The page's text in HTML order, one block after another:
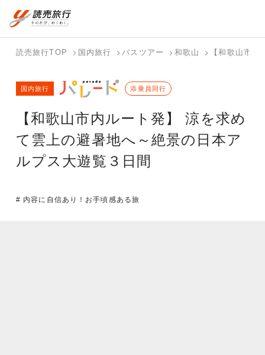
国内旅行トップ
バスツアー
を探す
個人旅行
（ブーケ）を探す
テーマから写真から探
海外旅行トップ
海外特集か
ら探す
テーマから
探す
す
読売旅行TOP 国内旅行 バスツアー 和歌山 【和歌山市
【和歌山市内ルート発】 涼を求め
て雲上の避暑地へ～絶景の日本ア
ルプス大遊覧３日間
国内旅行 添乗員同行
# 内容に自信あり！お手頃感ある旅